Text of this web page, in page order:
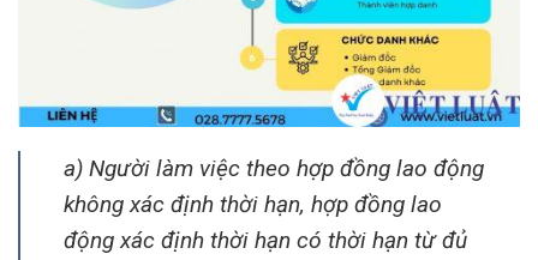
a) Người làm việc theo hợp đồng lao động
không xác định thời hạn, hợp đồng lao
động xác định thời hạn có thời hạn từ đủ